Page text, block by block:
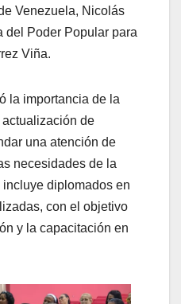
Venezuela, Nicolás
del Poder Popular para
Viña.
la importancia de la
de
una atención de
necesidades de la
diplomados en
con el objetivo
y la capacitación en